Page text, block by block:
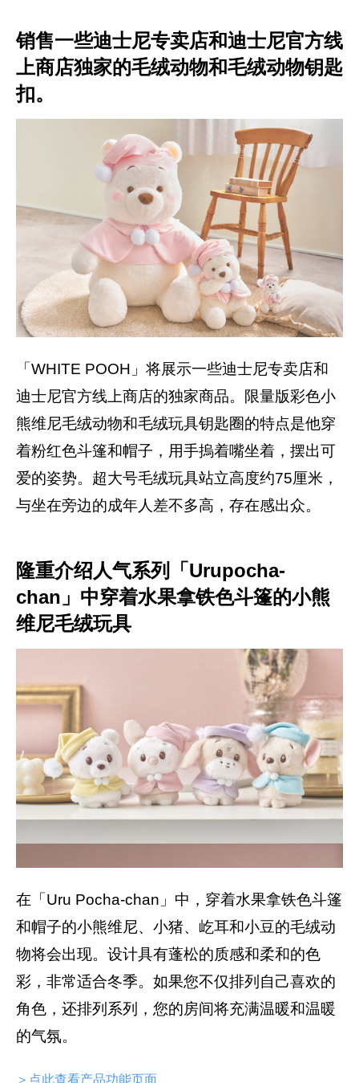
销售一些迪士尼专卖店和迪士尼官方线
上商店独家的毛绒动物和毛绒动物钥匙
扣。
「WHITE POOH」将展示一些迪士尼专卖店和
迪士尼官方线上商店的独家商品。限量版彩色小
熊维尼毛绒动物和毛绒玩具钥匙圈的特点是他穿
着粉红色斗篷和帽子，用手摀着嘴坐着，摆出可
爱的姿势。超大号毛绒玩具站立高度约75厘米，
与坐在旁边的成年人差不多高，存在感出众。
隆重介绍人气系列「Urupocha-
chan」中穿着水果拿铁色斗篷的小熊
维尼毛绒玩具
在「Uru Pocha-chan」中，穿着水果拿铁色斗篷
和帽子的小熊维尼、小猪、屹耳和小豆的毛绒动
物将会出现。设计具有蓬松的质感和柔和的色
彩，非常适合冬季。如果您不仅排列自己喜欢的
角色，还排列系列，您的房间将充满温暖和温暖
的气氛。
＞点此查看产品功能页面